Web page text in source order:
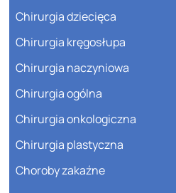
Chirurgia dziecięca
Chirurgia kręgosłupa
Chirurgia naczyniowa
Chirurgia ogólna
Chirurgia onkologiczna
Chirurgia plastyczna
Choroby zakaźne